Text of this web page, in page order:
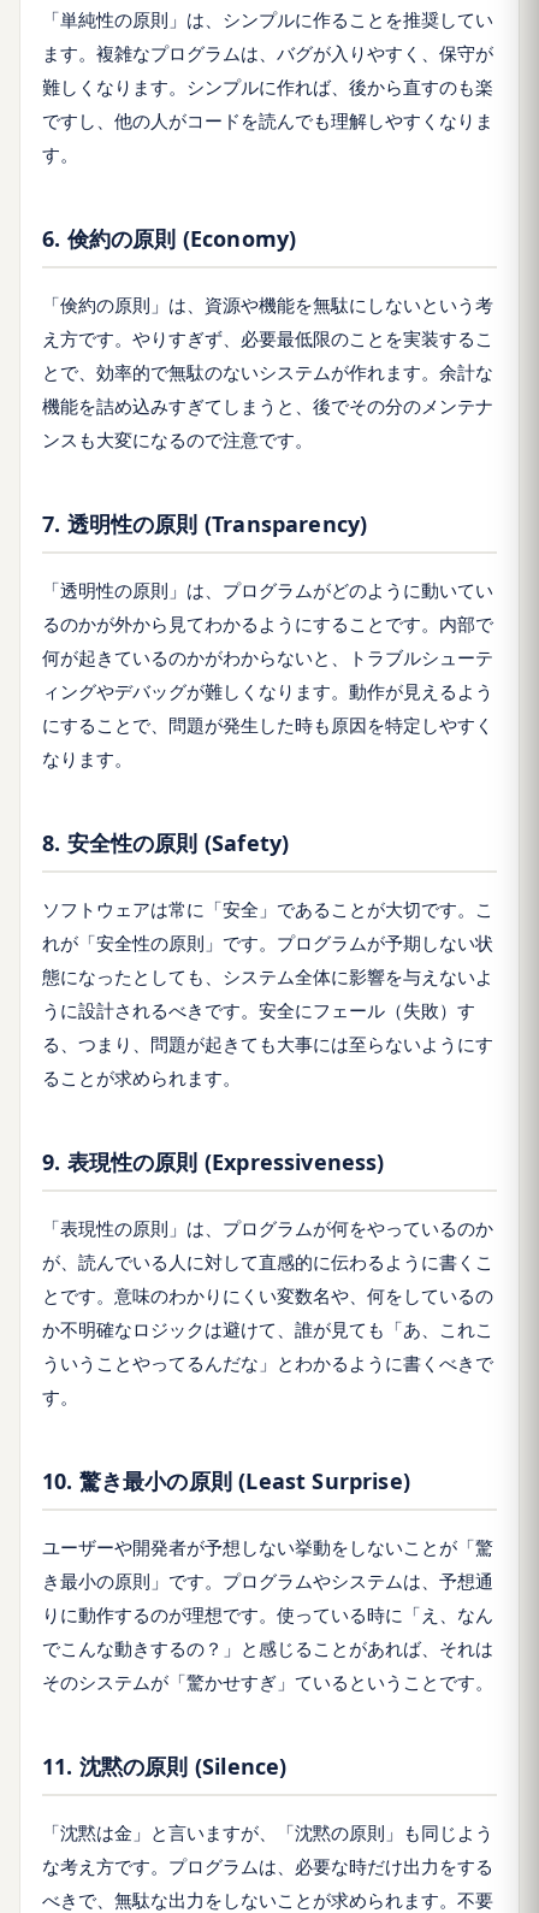
「単純性の原則」は、シンプルに作ることを推奨してい
ます。複雑なプログラムは、バグが入りやすく、保守が
難しくなります。シンプルに作れば、後から直すのも楽
ですし、他の人がコードを読んでも理解しやすくなりま
す。
6. 倹約の原則 (Economy)
「倹約の原則」は、資源や機能を無駄にしないという考
え方です。やりすぎず、必要最低限のことを実装するこ
とで、効率的で無駄のないシステムが作れます。余計な
機能を詰め込みすぎてしまうと、後でその分のメンテナ
ンスも大変になるので注意です。
7. 透明性の原則 (Transparency)
「透明性の原則」は、プログラムがどのように動いてい
るのかが外から見てわかるようにすることです。内部で
何が起きているのかがわからないと、トラブルシューテ
ィングやデバッグが難しくなります。動作が見えるよう
にすることで、問題が発生した時も原因を特定しやすく
なります。
8. 安全性の原則 (Safety)
ソフトウェアは常に「安全」であることが大切です。こ
れが「安全性の原則」です。プログラムが予期しない状
態になったとしても、システム全体に影響を与えないよ
うに設計されるべきです。安全にフェール（失敗）す
る、つまり、問題が起きても大事には至らないようにす
ることが求められます。
9. 表現性の原則 (Expressiveness)
「表現性の原則」は、プログラムが何をやっているのか
が、読んでいる人に対して直感的に伝わるように書くこ
とです。意味のわかりにくい変数名や、何をしているの
か不明確なロジックは避けて、誰が見ても「あ、これこ
ういうことやってるんだな」とわかるように書くべきで
す。
10. 驚き最小の原則 (Least Surprise)
ユーザーや開発者が予想しない挙動をしないことが「驚
き最小の原則」です。プログラムやシステムは、予想通
りに動作するのが理想です。使っている時に「え、なん
でこんな動きするの？」と感じることがあれば、それは
そのシステムが「驚かせすぎ」ているということです。
11. 沈黙の原則 (Silence)
「沈黙は金」と言いますが、「沈黙の原則」も同じよう
な考え方です。プログラムは、必要な時だけ出力をする
べきで、無駄な出力をしないことが求められます。不要